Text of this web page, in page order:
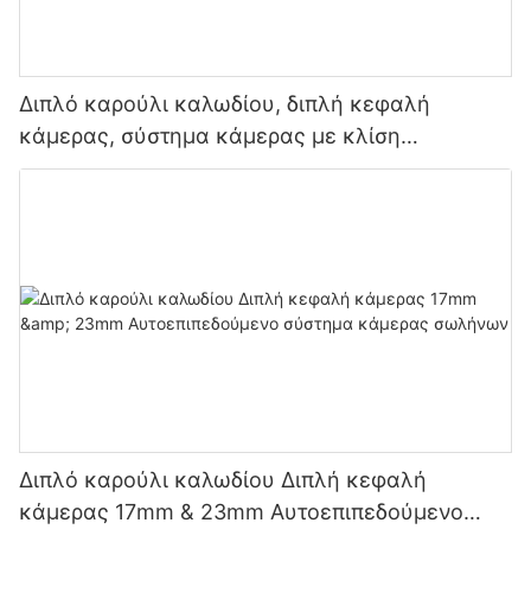
Διπλό καρούλι καλωδίου, διπλή κεφαλή
κάμερας, σύστημα κάμερας με κλίση
πανοραμικής λήψης 33 χιλ. και
Διπλό καρούλι καλωδίου Διπλή κεφαλή
κάμερας 17mm & 23mm Αυτοεπιπεδούμενο